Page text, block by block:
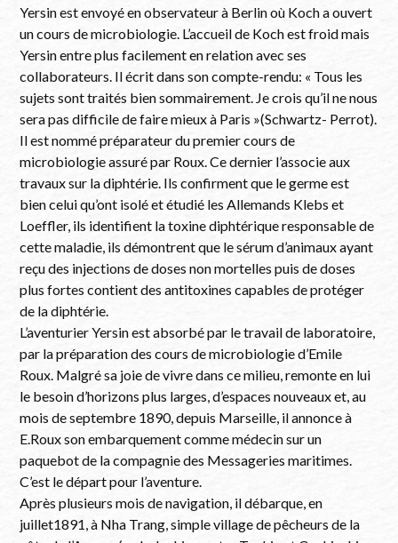
Yersin est envoyé en observateur à Berlin où Koch a ouvert
un cours de microbiologie. L’accueil de Koch est froid mais
Yersin entre plus facilement en relation avec ses
collaborateurs. Il écrit dans son compte-rendu: « Tous les
sujets sont traités bien sommairement. Je crois qu’il ne nous
sera pas difficile de faire mieux à Paris »(Schwartz- Perrot).
Il est nommé préparateur du premier cours de
microbiologie assuré par Roux. Ce dernier l’associe aux
travaux sur la diphtérie. Ils confirment que le germe est
bien celui qu’ont isolé et étudié les Allemands Klebs et
Loeffler, ils identifient la toxine diphtérique responsable de
cette maladie, ils démontrent que le sérum d’animaux ayant
reçu des injections de doses non mortelles puis de doses
plus fortes contient des antitoxines capables de protéger
de la diphtérie.
L’aventurier Yersin est absorbé par le travail de laboratoire,
par la préparation des cours de microbiologie d’Emile
Roux. Malgré sa joie de vivre dans ce milieu, remonte en lui
le besoin d’horizons plus larges, d’espaces nouveaux et, au
mois de septembre 1890, depuis Marseille, il annonce à
E.Roux son embarquement comme médecin sur un
paquebot de la compagnie des Messageries maritimes.
C’est le départ pour l’aventure.
Après plusieurs mois de navigation, il débarque, en
juillet1891, à Nha Trang, simple village de pêcheurs de la